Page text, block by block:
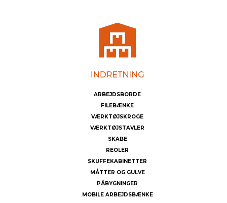
ARBEJDSBORDE
FILEBÆNKE
VÆRKTØJSKROGE
VÆRKTØJSTAVLER
SKABE
REOLER
SKUFFEKABINETTER
MÅTTER OG GULVE
PÅBYGNINGER
MOBILE ARBEJDSBÆNKE